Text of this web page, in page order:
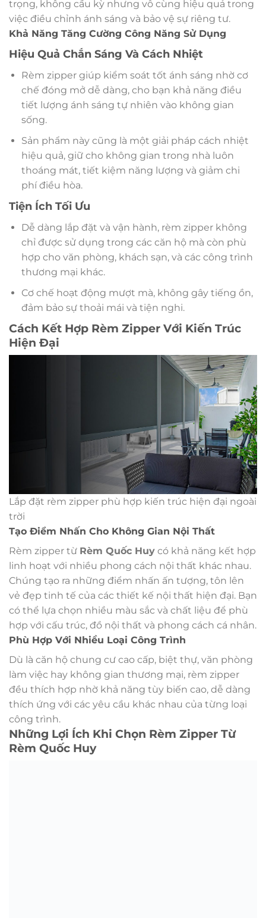
trọng, không cầu kỳ nhưng vô cùng hiệu quả trong
việc điều chỉnh ánh sáng và bảo vệ sự riêng tư.
Khả Năng Tăng Cường Công Năng Sử Dụng
Hiệu Quả Chắn Sáng Và Cách Nhiệt
Rèm zipper giúp kiểm soát tốt ánh sáng nhờ cơ
chế đóng mở dễ dàng, cho bạn khả năng điều
tiết lượng ánh sáng tự nhiên vào không gian
sống.
Sản phẩm này cũng là một giải pháp cách nhiệt
hiệu quả, giữ cho không gian trong nhà luôn
thoáng mát, tiết kiệm năng lượng và giảm chi
phí điều hòa.
Tiện Ích Tối Ưu
Dễ dàng lắp đặt và vận hành, rèm zipper không
chỉ được sử dụng trong các căn hộ mà còn phù
hợp cho văn phòng, khách sạn, và các công trình
thương mại khác.
Cơ chế hoạt động mượt mà, không gây tiếng ồn,
đảm bảo sự thoải mái và tiện nghi.
Cách Kết Hợp Rèm Zipper Với Kiến Trúc
Hiện Đại
Lắp đặt rèm zipper phù hợp kiến trúc hiện đại ngoài
trời
Tạo Điểm Nhấn Cho Không Gian Nội Thất
Rèm zipper từ Rèm Quốc Huy có khả năng kết hợp
linh hoạt với nhiều phong cách nội thất khác nhau.
Chúng tạo ra những điểm nhấn ấn tượng, tôn lên
vẻ đẹp tinh tế của các thiết kế nội thất hiện đại. Bạn
có thể lựa chọn nhiều màu sắc và chất liệu để phù
hợp với cấu trúc, đồ nội thất và phong cách cá nhân.
Phù Hợp Với Nhiều Loại Công Trình
Dù là căn hộ chung cư cao cấp, biệt thự, văn phòng
làm việc hay không gian thương mại, rèm zipper
đều thích hợp nhờ khả năng tùy biến cao, dễ dàng
thích ứng với các yêu cầu khác nhau của từng loại
công trình.
Những Lợi Ích Khi Chọn Rèm Zipper Từ
Rèm Quốc Huy